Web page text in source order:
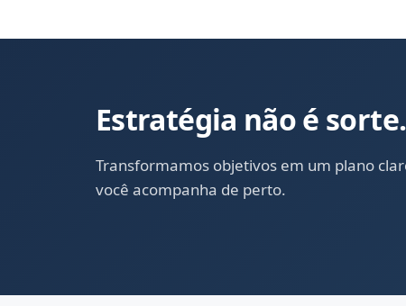
Estratégia não é
Transformamos objetivos em um plano
você acompanha de perto.